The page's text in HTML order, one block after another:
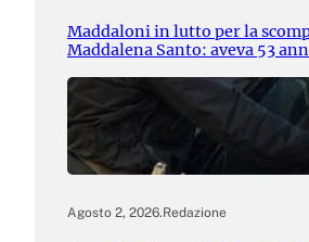
Maddaloni in lutto per la
Maddalena Santo: aveva 53
Agosto 2, 2026.Redazione